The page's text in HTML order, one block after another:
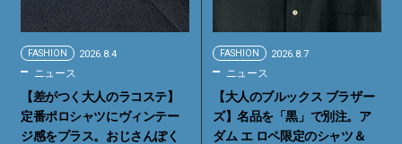
FASHION 2026.8.4
ニュース
【差がつく大人のラコステ】
定番ポロシャツにヴィンテー
ジ感をプラス。おじさんぽく
FASHION 2026.8.7
ニュース
【大人のブルックス ブラザー
ズ】名品を「黒」で別注。ア
ダム エ ロペ限定のシャツ＆